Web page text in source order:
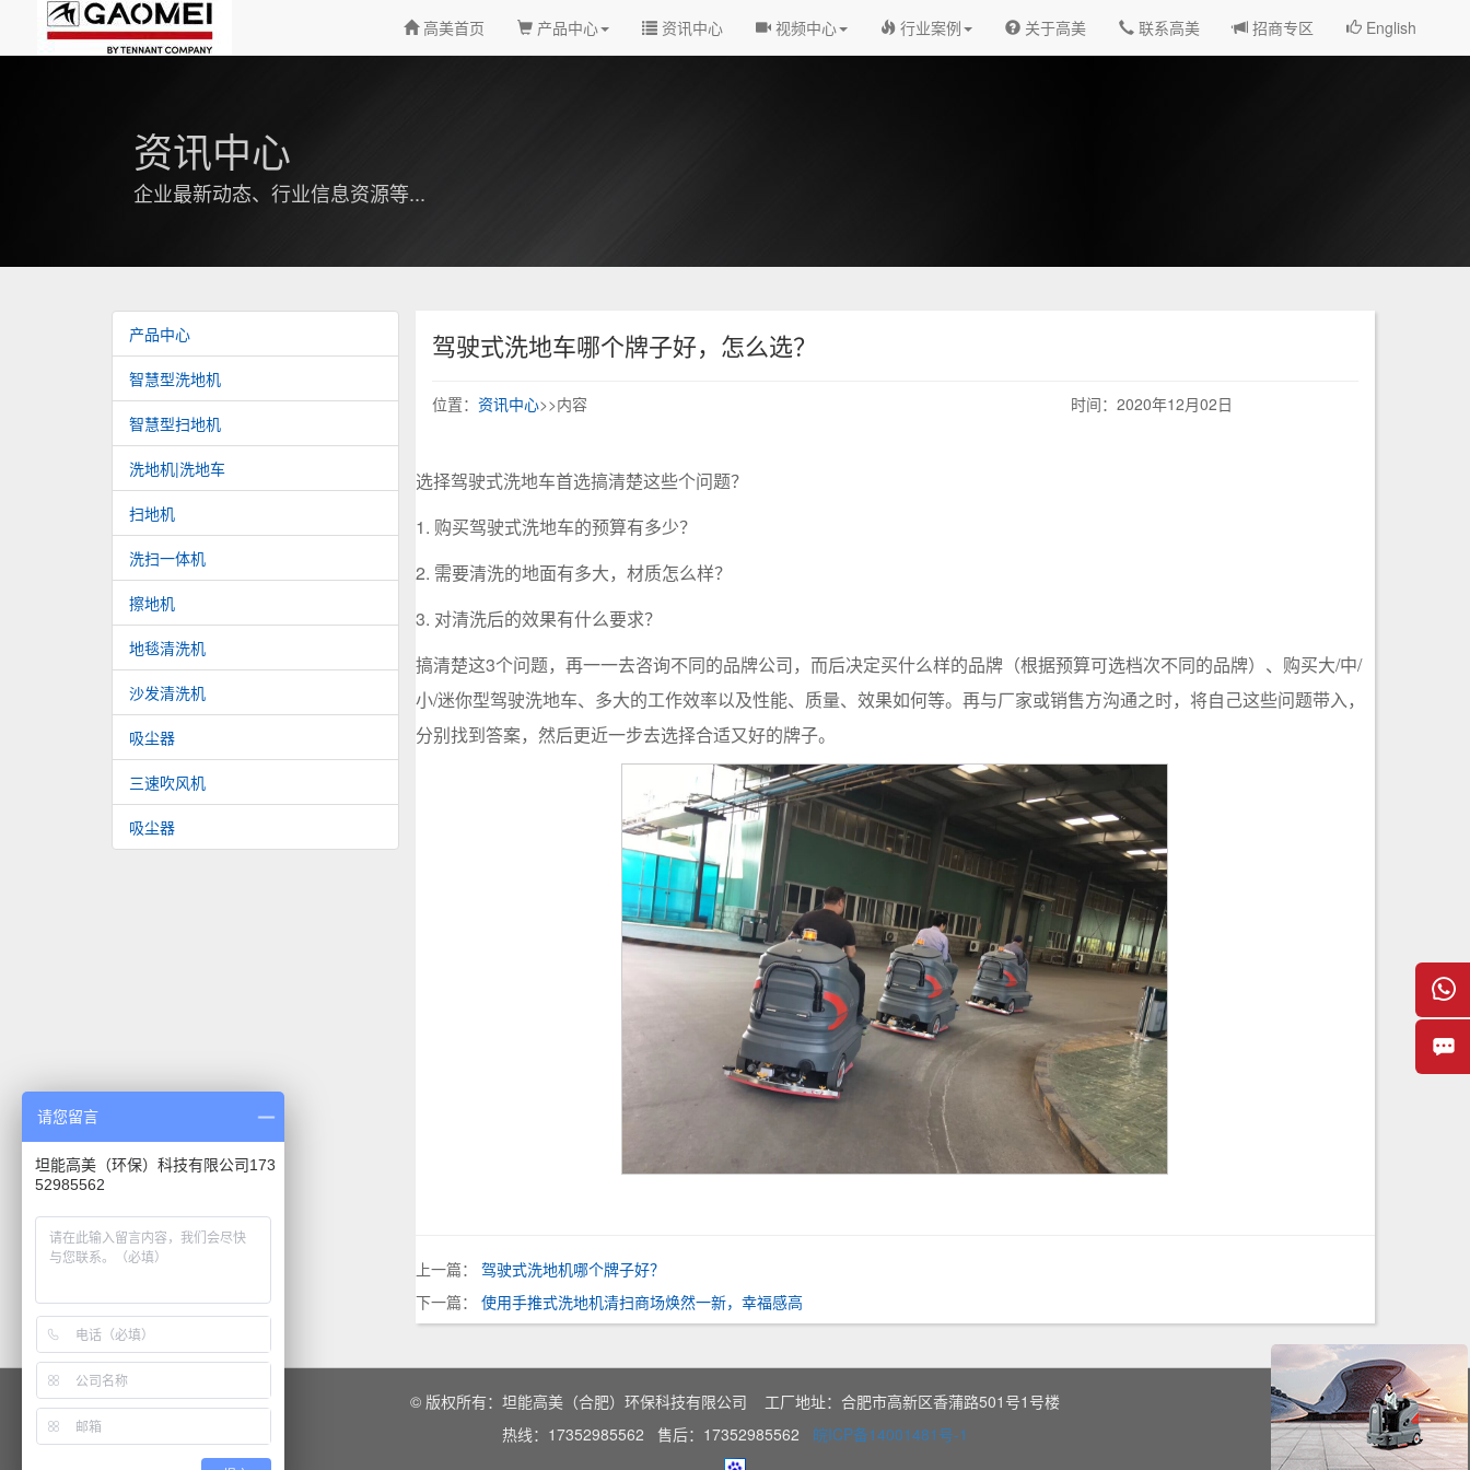
高美首页 产品中心 资讯中心 视频中心 行业案例 关于高美 联系高美 招商专区 English
资讯中心
企业最新动态、行业信息资源等...
产品中心
智慧型洗地机
智慧型扫地机
洗地机|洗地车
扫地机
洗扫一体机
擦地机
地毯清洗机
沙发清洗机
吸尘器
三速吹风机
吸尘器
驾驶式洗地车哪个牌子好，怎么选？
位置： 资讯中心>>内容 时间：2020年12月02日
选择驾驶式洗地车首选搞清楚这些个问题？
1. 购买驾驶式洗地车的预算有多少？
2. 需要清洗的地面有多大，材质怎么样？
3. 对清洗后的效果有什么要求？
搞清楚这3个问题，再一一去咨询不同的品牌公司，而后决定买什么样的品牌（根据预算可选档次不同的品牌）、购买大/中/
小/迷你型驾驶洗地车、多大的工作效率以及性能、质量、效果如何等。再与厂家或销售方沟通之时，将自己这些问题带入，
分别找到答案，然后更近一步去选择合适又好的牌子。
上一篇：
驾驶式洗地机哪个牌子好？
下一篇：
使用手推式洗地机清扫商场焕然一新，幸福感高
© 版权所有：坦能高美（合肥）环保科技有限公司 工厂地址：合肥市高新区香蒲路501号1号楼
热线：17352985562 售后：17352985562 皖ICP备14001481号-1
请您留言
坦能高美（环保）科技有限公司173
52985562